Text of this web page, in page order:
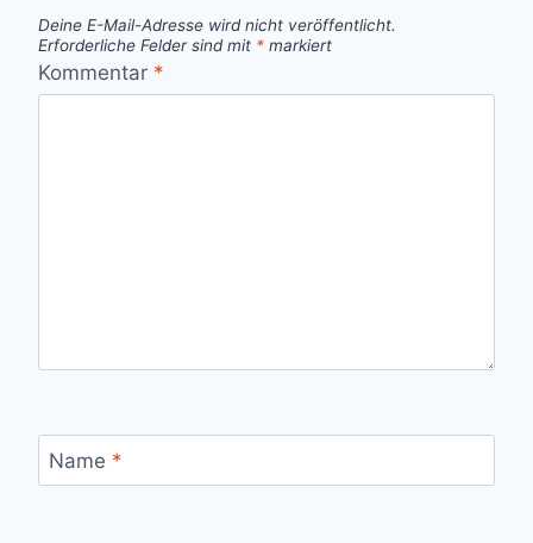
Deine E-Mail-Adresse wird nicht veröffentlicht.
Erforderliche Felder sind mit * markiert
Kommentar *
Name *